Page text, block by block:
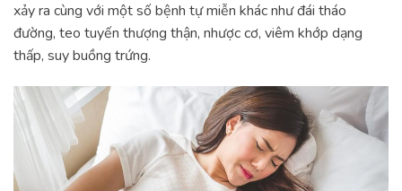
xảy ra cùng với một số bệnh tự miễn khác như đái tháo
đường, teo tuyến thượng thận, nhược cơ, viêm khớp dạng
thấp, suy buồng trứng.